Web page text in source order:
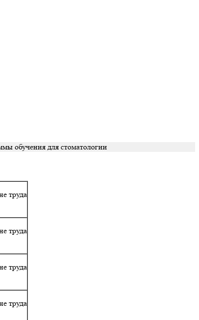
обучения для стоматологии
труда
труда
труда
труда